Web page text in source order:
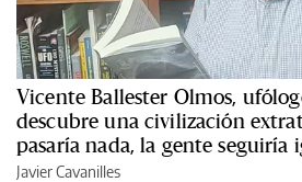
Vicente Ballester Olmos,
descubre una civilización
pasaría nada, la gente seguiría
Javier Cavanilles